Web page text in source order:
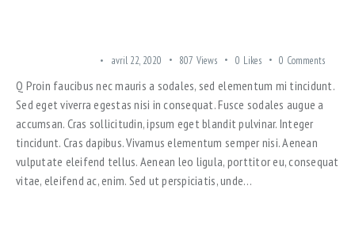
avril 22, 2020 807 Views 0 Likes 0 Comments
Q Proin faucibus nec mauris a sodales, sed elementum mi tincidunt.
Sed eget viverra egestas nisi in consequat. Fusce sodales augue a
accumsan. Cras sollicitudin, ipsum eget blandit pulvinar. Integer
tincidunt. Cras dapibus. Vivamus elementum semper nisi. Aenean
vulputate eleifend tellus. Aenean leo ligula, porttitor eu, consequat
vitae, eleifend ac, enim. Sed ut perspiciatis, unde…